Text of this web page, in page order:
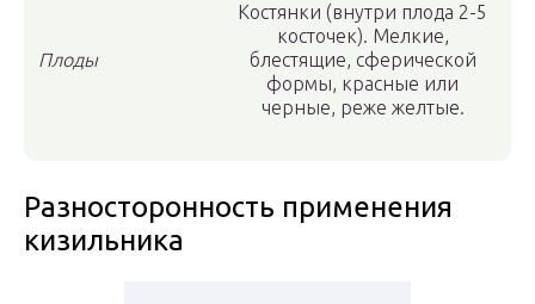
Плоды
Костянки (внутри плода 2-5
косточек). Мелкие,
блестящие, сферической
формы, красные или
черные, реже желтые.
Разносторонность применения
кизильника